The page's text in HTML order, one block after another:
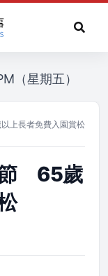
（星期五）
上長者免費入園賞松
節 65歲